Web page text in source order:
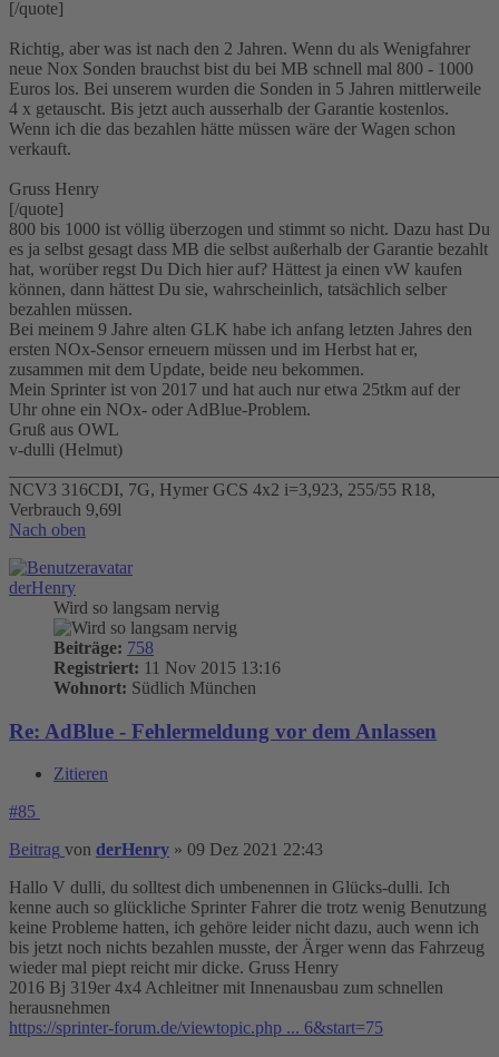
[/quote]
Richtig, aber was ist nach den 2 Jahren. Wenn du als Wenigfahrer
neue Nox Sonden brauchst bist du bei MB schnell mal 800 - 1000
Euros los. Bei unserem wurden die Sonden in 5 Jahren mittlerweile
4 x getauscht. Bis jetzt auch ausserhalb der Garantie kostenlos.
Wenn ich die das bezahlen hätte müssen wäre der Wagen schon
verkauft.
Gruss Henry
[/quote]
800 bis 1000 ist völlig überzogen und stimmt so nicht. Dazu hast Du
es ja selbst gesagt dass MB die selbst außerhalb der Garantie bezahlt
hat, worüber regst Du Dich hier auf? Hättest ja einen vW kaufen
können, dann hättest Du sie, wahrscheinlich, tatsächlich selber
bezahlen müssen.
Bei meinem 9 Jahre alten GLK habe ich anfang letzten Jahres den
ersten NOx-Sensor erneuern müssen und im Herbst hat er,
zusammen mit dem Update, beide neu bekommen.
Mein Sprinter ist von 2017 und hat auch nur etwa 25tkm auf der
Uhr ohne ein NOx- oder AdBlue-Problem.
Gruß aus OWL
v-dulli (Helmut)
NCV3 316CDI, 7G, Hymer GCS 4x2 i=3,923, 255/55 R18,
Verbrauch 9,69l
Nach oben
derHenry
Wird so langsam nervig
Beiträge: 758
Registriert: 11 Nov 2015 13:16
Wohnort: Südlich München
Re: AdBlue - Fehlermeldung vor dem Anlassen
Zitieren
#85
Beitrag von derHenry » 09 Dez 2021 22:43
Hallo V dulli, du solltest dich umbenennen in Glücks-dulli. Ich
kenne auch so glückliche Sprinter Fahrer die trotz wenig Benutzung
keine Probleme hatten, ich gehöre leider nicht dazu, auch wenn ich
bis jetzt noch nichts bezahlen musste, der Ärger wenn das Fahrzeug
wieder mal piept reicht mir dicke. Gruss Henry
2016 Bj 319er 4x4 Achleitner mit Innenausbau zum schnellen
herausnehmen
https://sprinter-forum.de/viewtopic.php ... 6&start=75